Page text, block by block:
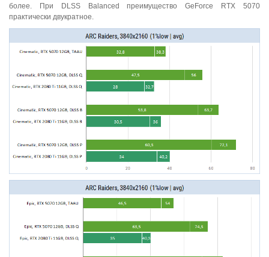
более. При DLSS Balanced преимущество GeForce RTX 5070
практически двукратное.